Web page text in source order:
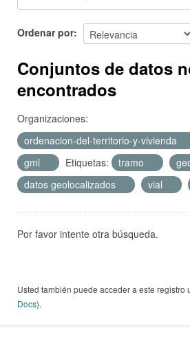
Acerca de
Ordenar por
Conjuntos de datos
encontrados
Organizaciones:
ordenacion-del-territorio-y-vivienda
gml
Etiquetas: tramo
datos geolocalizados
vial
Por favor intente otra búsqueda.
Usted también puede acceder a este registro
Docs).